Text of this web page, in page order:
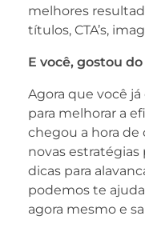
melhores
títulos, CTA’s,
E você, gostou
Agora que você
para melhorar a
chegou a hora de
novas estratégias
dicas para
podemos te
agora mesmo e